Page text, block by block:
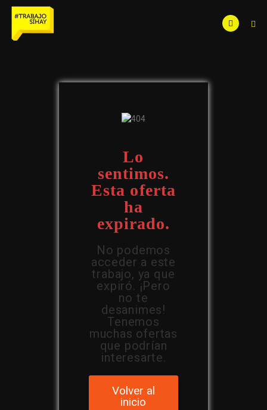
Lo
sentimos.
Esta oferta
ha
expirado.
No podemos
acceder a este
trabajo, ya que
expiró. ¡Pero
no te
desanimes!
Tenemos
muchas ofertas
que podrían
interesarte.
Volver al
inicio